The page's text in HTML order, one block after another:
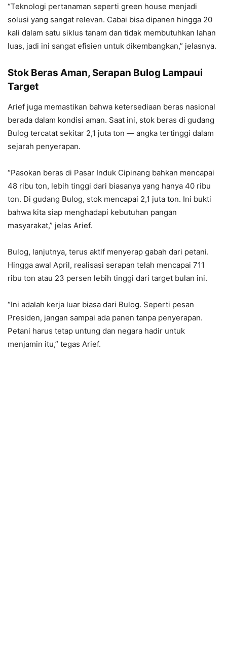
“Teknologi pertanaman seperti green house menjadi
solusi yang sangat relevan. Cabai bisa dipanen hingga 20
kali dalam satu siklus tanam dan tidak membutuhkan lahan
luas, jadi ini sangat efisien untuk dikembangkan,” jelasnya.
Stok Beras Aman, Serapan Bulog Lampaui
Target
Arief juga memastikan bahwa ketersediaan beras nasional
berada dalam kondisi aman. Saat ini, stok beras di gudang
Bulog tercatat sekitar 2,1 juta ton — angka tertinggi dalam
sejarah penyerapan.
“Pasokan beras di Pasar Induk Cipinang bahkan mencapai
48 ribu ton, lebih tinggi dari biasanya yang hanya 40 ribu
ton. Di gudang Bulog, stok mencapai 2,1 juta ton. Ini bukti
bahwa kita siap menghadapi kebutuhan pangan
masyarakat,” jelas Arief.
Bulog, lanjutnya, terus aktif menyerap gabah dari petani.
Hingga awal April, realisasi serapan telah mencapai 711
ribu ton atau 23 persen lebih tinggi dari target bulan ini.
“Ini adalah kerja luar biasa dari Bulog. Seperti pesan
Presiden, jangan sampai ada panen tanpa penyerapan.
Petani harus tetap untung dan negara hadir untuk
menjamin itu,” tegas Arief.